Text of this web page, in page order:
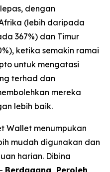
dengan
(lebih daripada
367%) dan Timur
ketika semakin ramai
untuk mengatasi
terhad dan
mereka
lebih baik.
Wallet menumpukan
mudah digunakan dan
harian. Dibina
Berdagang, Peroleh,